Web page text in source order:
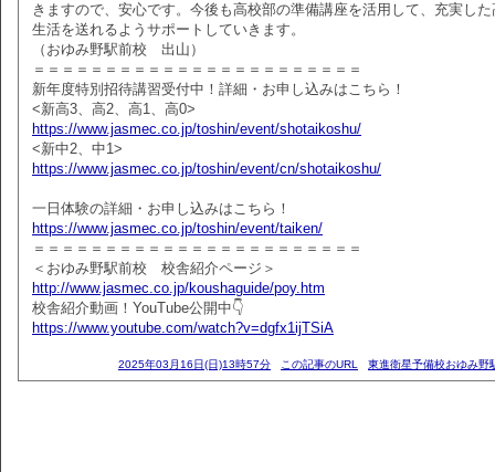
きますので、安心です。今後も高校部の準備講座を活用して、充実した
生活を送れるようサポートしていきます。
（おゆみ野駅前校 出山）
＝＝＝＝＝＝＝＝＝＝＝＝＝＝＝＝＝＝＝＝＝＝＝
新年度特別招待講習受付中！詳細・お申し込みはこちら！
<新高3、高2、高1、高0>
https://www.jasmec.co.jp/toshin/event/shotaikoshu/
<新中2、中1>
https://www.jasmec.co.jp/toshin/event/cn/shotaikoshu/
一日体験の詳細・お申し込みはこちら！
https://www.jasmec.co.jp/toshin/event/taiken/
＝＝＝＝＝＝＝＝＝＝＝＝＝＝＝＝＝＝＝＝＝＝＝
＜おゆみ野駅前校 校舎紹介ページ＞
http://www.jasmec.co.jp/koushaguide/poy.htm
校舎紹介動画！YouTube公開中👇
https://www.youtube.com/watch?v=dgfx1ijTSiA
2025年03月16日(日)13時57分 この記事のURL 東進衛星予備校おゆみ野